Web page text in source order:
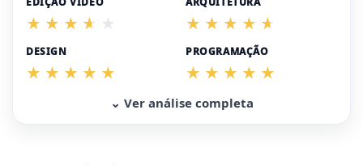
DESIGN PROGRAMAÇÃO
⌄ Ver análise completa